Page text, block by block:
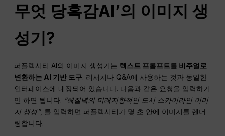
무엇 당혹감AI’의 이미지 생
성기?
퍼플렉시티 AI의 이미지 생성기는 텍스트 프롬프트를 비주얼로
변환하는 AI 기반 도구. 리서치나 Q&A에 사용하는 것과 동일한
인터페이스에 내장되어 있습니다. 다음과 같은 요청을 입력하기
만 하면 됩니다. “해질녘의 미래지향적인 도시 스카이라인 이미
지 생성”, 를 입력하면 퍼플렉시티가 몇 초 안에 이미지를 렌더
링합니다.